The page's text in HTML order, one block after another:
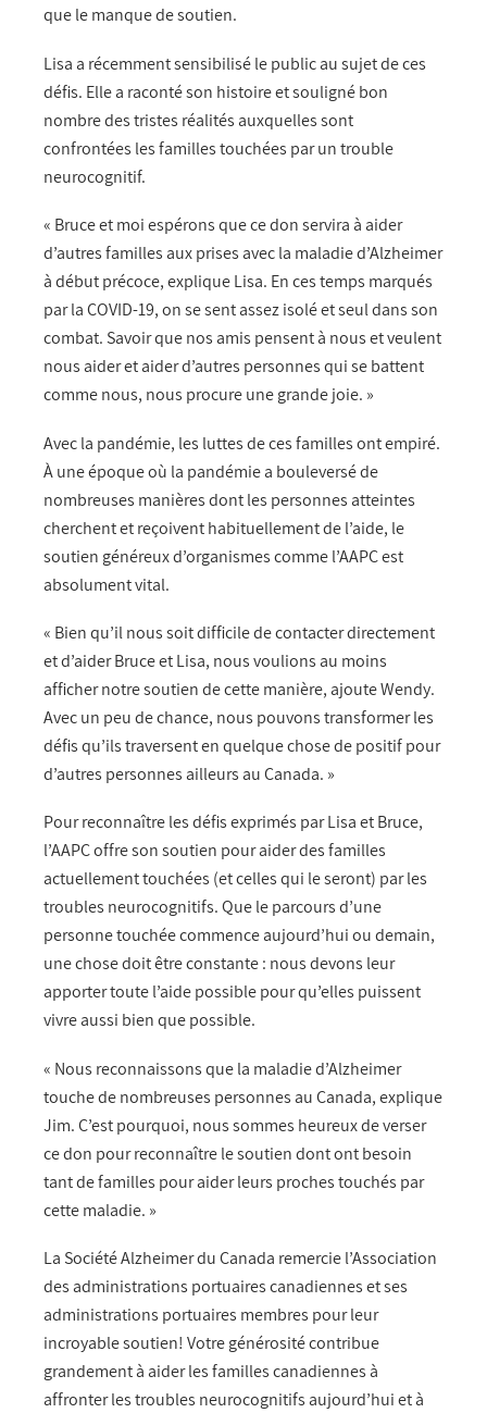
que le manque de soutien.
Lisa a récemment sensibilisé le public au sujet de ces
défis. Elle a raconté son histoire et souligné bon
nombre des tristes réalités auxquelles sont
confrontées les familles touchées par un trouble
neurocognitif.
« Bruce et moi espérons que ce don servira à aider
d’autres familles aux prises avec la maladie d’Alzheimer
à début précoce, explique Lisa. En ces temps marqués
par la COVID-19, on se sent assez isolé et seul dans son
combat. Savoir que nos amis pensent à nous et veulent
nous aider et aider d’autres personnes qui se battent
comme nous, nous procure une grande joie. »
Avec la pandémie, les luttes de ces familles ont empiré.
À une époque où la pandémie a bouleversé de
nombreuses manières dont les personnes atteintes
cherchent et reçoivent habituellement de l’aide, le
soutien généreux d’organismes comme l’AAPC est
absolument vital.
« Bien qu’il nous soit difficile de contacter directement
et d’aider Bruce et Lisa, nous voulions au moins
afficher notre soutien de cette manière, ajoute Wendy.
Avec un peu de chance, nous pouvons transformer les
défis qu’ils traversent en quelque chose de positif pour
d’autres personnes ailleurs au Canada. »
Pour reconnaître les défis exprimés par Lisa et Bruce,
l’AAPC offre son soutien pour aider des familles
actuellement touchées (et celles qui le seront) par les
troubles neurocognitifs. Que le parcours d’une
personne touchée commence aujourd’hui ou demain,
une chose doit être constante : nous devons leur
apporter toute l’aide possible pour qu’elles puissent
vivre aussi bien que possible.
« Nous reconnaissons que la maladie d’Alzheimer
touche de nombreuses personnes au Canada, explique
Jim. C’est pourquoi, nous sommes heureux de verser
ce don pour reconnaître le soutien dont ont besoin
tant de familles pour aider leurs proches touchés par
cette maladie. »
La Société Alzheimer du Canada remercie l’Association
des administrations portuaires canadiennes et ses
administrations portuaires membres pour leur
incroyable soutien! Votre générosité contribue
grandement à aider les familles canadiennes à
affronter les troubles neurocognitifs aujourd’hui et à